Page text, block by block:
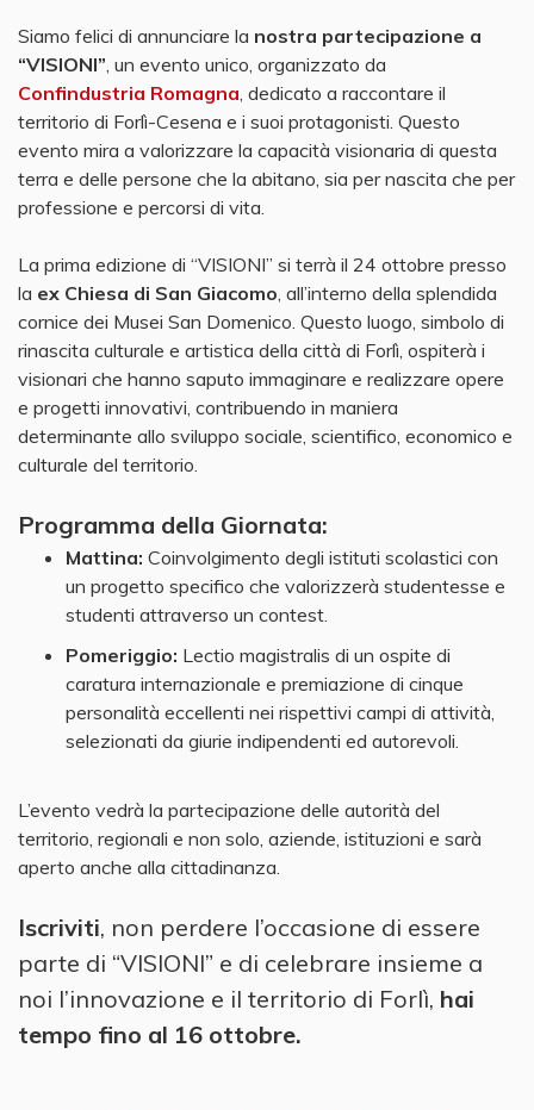
Siamo felici di annunciare la nostra partecipazione a
“VISIONI” , un evento unico, organizzato da
Confindustria Romagna , dedicato a raccontare il
territorio di Forlì-Cesena e i suoi protagonisti. Questo
evento mira a valorizzare la capacità visionaria di questa
terra e delle persone che la abitano, sia per nascita che per
professione e percorsi di vita.
La prima edizione di “VISIONI” si terrà il 24 ottobre presso
la ex Chiesa di San Giacomo , all’interno della splendida
cornice dei Musei San Domenico. Questo luogo, simbolo di
rinascita culturale e artistica della città di Forlì, ospiterà i
visionari che hanno saputo immaginare e realizzare opere
e progetti innovativi, contribuendo in maniera
determinante allo sviluppo sociale, scientifico, economico e
culturale del territorio.
Programma della Giornata:
Mattina: Coinvolgimento degli istituti scolastici con
un progetto specifico che valorizzerà studentesse e
studenti attraverso un contest.
Pomeriggio: Lectio magistralis di un ospite di
caratura internazionale e premiazione di cinque
personalità eccellenti nei rispettivi campi di attività,
selezionati da giurie indipendenti ed autorevoli.
L’evento vedrà la partecipazione delle autorità del
territorio, regionali e non solo, aziende, istituzioni e sarà
aperto anche alla cittadinanza.
Iscriviti, non perdere l’occasione di essere
parte di “VISIONI” e di celebrare insieme a
noi l’innovazione e il territorio di Forlì, hai
tempo fino al 16 ottobre.